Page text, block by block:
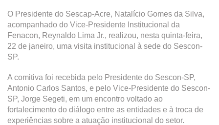
O Presidente do Sescap-Acre, Natalício Gomes da Silva,
acompanhado do Vice-Presidente Institucional da
Fenacon, Reynaldo Lima Jr., realizou, nesta quinta-feira,
22 de janeiro, uma visita institucional à sede do Sescon-
SP.
A comitiva foi recebida pelo Presidente do Sescon-SP,
Antonio Carlos Santos, e pelo Vice-Presidente do Sescon-
SP, Jorge Segeti, em um encontro voltado ao
fortalecimento do diálogo entre as entidades e à troca de
experiências sobre a atuação institucional do setor.